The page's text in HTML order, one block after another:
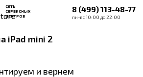
СЕТЬ
СЕРВИСНЫХ
ЦЕНТРОВ
8 (499) 113-48-77
пн-вс 10:00 до 22:00
iPad mini 2
и вернем